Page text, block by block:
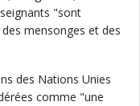
"sont
mensonges et des
des Nations Unies
comme "une